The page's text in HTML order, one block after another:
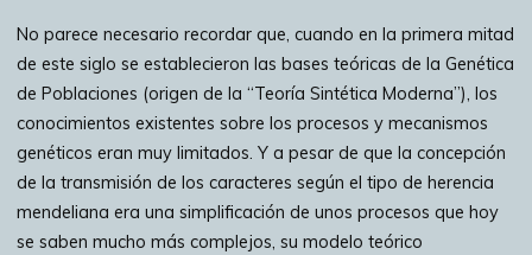
No parece necesario recordar que, cuando en la primera mitad
de este siglo se establecieron las bases teóricas de la Genética
de Poblaciones (origen de la “Teoría Sintética Moderna”), los
conocimientos existentes sobre los procesos y mecanismos
genéticos eran muy limitados. Y a pesar de que la concepción
de la transmisión de los caracteres según el tipo de herencia
mendeliana era una simplificación de unos procesos que hoy
se saben mucho más complejos, su modelo teórico